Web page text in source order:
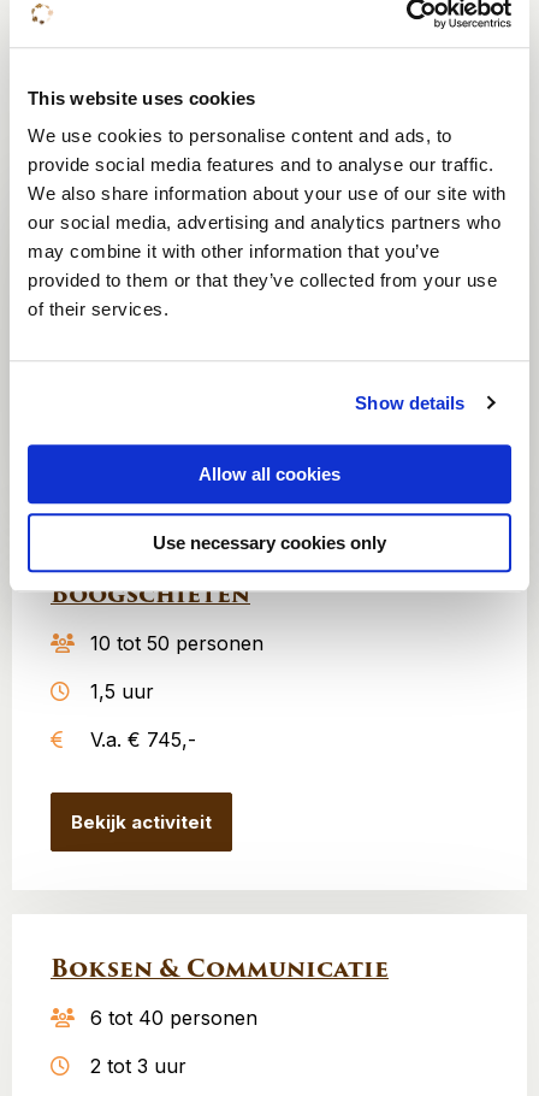
This website uses cookies
We use cookies to personalise content and ads, to
provide social media features and to analyse our traffic.
We also share information about your use of our site with
our social media, advertising and analytics partners who
may combine it with other information that you’ve
provided to them or that they’ve collected from your use
of their services.
Show details
Allow all cookies
Use necessary cookies only
Bekijk ook deze
activiteiten
Wandelen
Onbeperkt
V.a. 1 uur
Gratis
Bekijk activiteit
Boogschieten
10 tot 50 personen
1,5 uur
V.a. € 745,-
Bekijk activiteit
Boksen & Communicatie
6 tot 40 personen
2 tot 3 uur